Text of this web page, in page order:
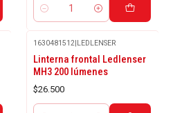
Cantidad
1630481512|LEDLENSER
Linterna frontal Ledlenser
MH3 200 lúmenes
$26.500